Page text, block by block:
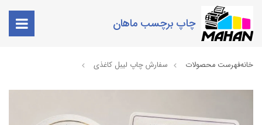
چاپ برچسب ماهان
خانهفهرست محصولات سفارش چاپ لیبل کاغذی